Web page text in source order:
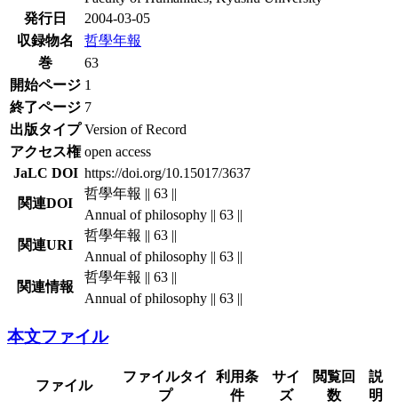
発行日
2004-03-05
収録物名
哲學年報
巻
63
開始ページ 1
終了ページ 7
出版タイプ Version of Record
アクセス権 open access
JaLC DOI https://doi.org/10.15017/3637
関連DOI
哲學年報 || 63 ||
Annual of philosophy || 63 ||
関連URI
哲學年報 || 63 ||
Annual of philosophy || 63 ||
関連情報
哲學年報 || 63 ||
Annual of philosophy || 63 ||
本文ファイル
ファイル
ファイルタイ
プ
利用条
件
サイ
ズ
閲覧回
数
説
明